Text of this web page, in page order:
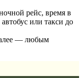
рейс, время в
или такси до
— любым